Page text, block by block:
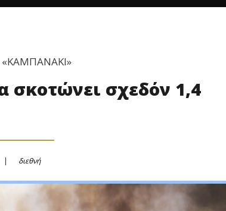
σχεδόν 1,4
διεθνή